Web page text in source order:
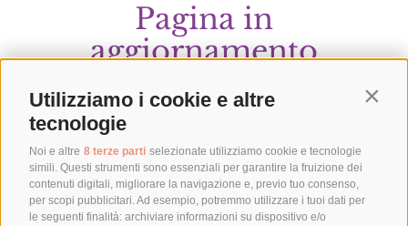
Utilizziamo i cookie e altre
tecnologie
Noi e altre 8 terze parti selezionate utilizziamo cookie e tecnologie
simili. Questi strumenti sono essenziali per garantire la fruizione dei
contenuti digitali, migliorare la navigazione e, previo tuo consenso,
per scopi pubblicitari. Ad esempio, potremmo utilizzare i tuoi dati per
le seguenti finalità: archiviare informazioni su dispositivo e/o
Pagina in
aggiornamento
Nothing Found